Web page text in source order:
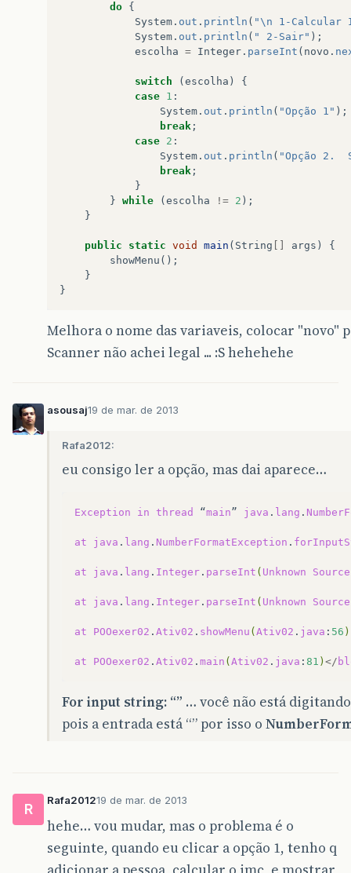
do {
System . out . println ( "\n 1-Calcular
System . out . println ( " 2-Sair" );
escolha = Integer . parseInt ( novo .
switch ( escolha )
{
case 1 :
System . out . println ( "Opção 1" );
break ;
case 2 :
System . out . println ( "Opção 2.
break ;
}
} while ( escolha != 2 );
}
public static void main ( String args )
{
showMenu ();
}
}
Melhora o nome das variaveis, colocar "novo"
Scanner não achei legal ... :S hehehehe
asousaj19 de mar. de 2013
Rafa2012:
eu consigo ler a opção, mas dai aparece…
Exception in thread “main” java . lang .
at java . lang . NumberFormatException .
at java . lang . Integer . parseInt ( Unknown Source
at java . lang . Integer . parseInt ( Unknown Source
at POOexer02 . Ativ02 . showMenu ( Ativ02 . java : 56 )
at POOexer02 . Ativ02 . main ( Ativ02 . java : 81 ) </
For input string: “” … você não está
pois a entrada está “” por isso o
R
Rafa201219 de mar. de 2013
hehe… vou mudar, mas o problema é o
seguinte, quando eu clicar a opção 1, tenho q